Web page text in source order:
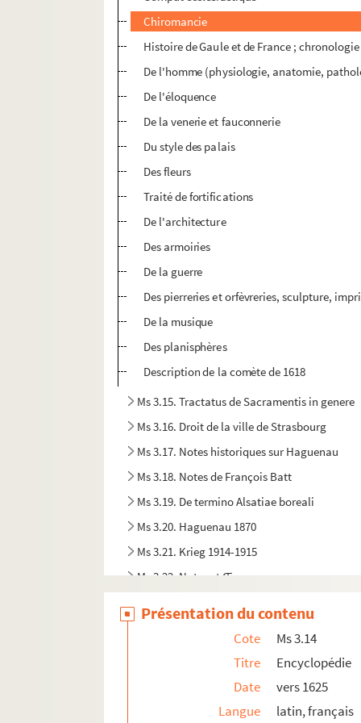
Chiromancie
Histoire de Gaule et de France ;
De l'homme (physiologie, anatomie,
De l'éloquence
De la venerie et fauconnerie
Du style des palais
Des fleurs
Traité de fortifications
De l'architecture
Des armoiries
De la guerre
Des pierreries et orfèvreries, sculpture,
De la musique
Des planisphères
Description de la comète de 1618
Ms 3.15. Tractatus de Sacramentis in genere
Ms 3.16. Droit de la ville de Strasbourg
Ms 3.17. Notes historiques sur Haguenau
Ms 3.18. Notes de François Batt
Ms 3.19. De termino Alsatiae boreali
Ms 3.20. Haguenau 1870
Ms 3.21. Krieg 1914-1915
Ms 3.22. Notes et Œuvres
Présentation du contenu
Cote
Ms 3.14
Titre
Encyclopédie
Date
vers 1625
Langue
latin, français